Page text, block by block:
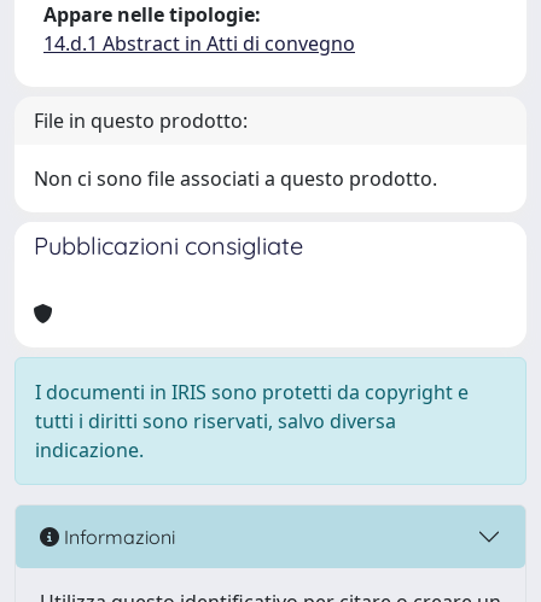
Appare nelle tipologie:
14.d.1 Abstract in Atti di convegno
File in questo prodotto:
Non ci sono file associati a questo prodotto.
Pubblicazioni consigliate
I documenti in IRIS sono protetti da copyright e
tutti i diritti sono riservati, salvo diversa
indicazione.
Informazioni